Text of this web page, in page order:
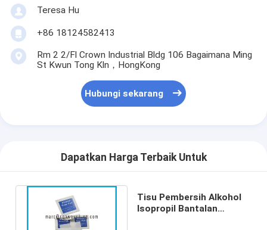
Teresa Hu
+86 18124582413
Rm 2 2/Fl Crown Industrial Bldg 106 Bagaimana Ming
St Kwun Tong Kln，HongKong
Hubungi sekarang
Dapatkan Harga Terbaik Untuk
Tisu Pembersih Alkohol
Isopropil Bantalan